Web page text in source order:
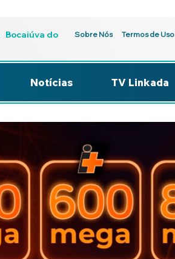
Bocaiúva do
Sobre Nós Termos de Uso
Notícias TV Linkada